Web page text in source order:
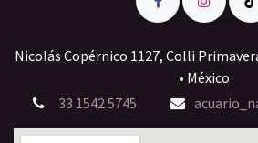
Nicolás Copérnico 1127, Colli
• México
33 1542 5745